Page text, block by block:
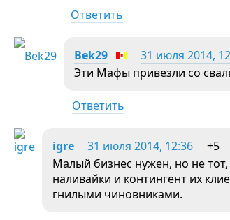
Ответить
Bek29 31 июля 2014,
Эти Мафы привезли со
Ответить
igre 31 июля 2014, 12:36
+5
Малый бизнес нужен, но не
наливайки и контингент их
гнилыми чиновниками.